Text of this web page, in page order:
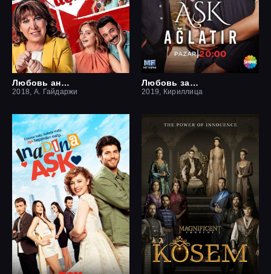
Любовь ангелов
2018, А. Гайдаржи
Любовь заставит плакать
2019, Кириллица